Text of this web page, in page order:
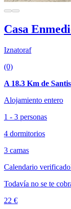
Casa
Iznatoraf
(0)
A 18.3 Km de
Alojamiento entero
1 - 3 personas
4 dormitorios
3 camas
Calendario verificado
Todavía no se te
22 €